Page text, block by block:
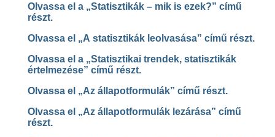
Olvassa el a „Statisztikák – mik is ezek?” című
részt.
Olvassa el „A statisztikák leolvasása” című részt.
Olvassa el a „Statisztikai trendek, statisztikák
értelmezése” című részt.
Olvassa el „Az állapotformulák” című részt.
Olvassa el „Az állapotformulák lezárása” című
részt.